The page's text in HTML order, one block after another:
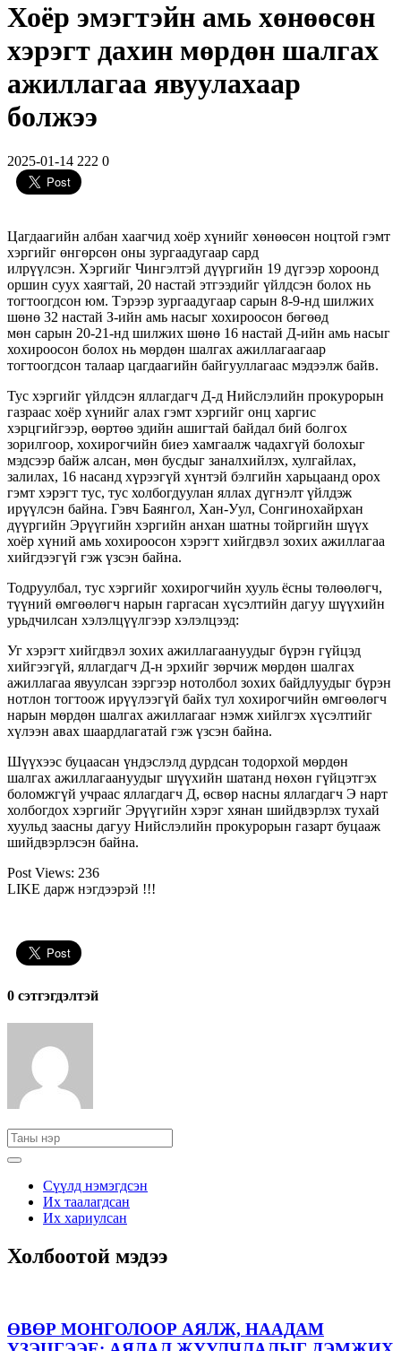
Хоёр эмэгтэйн амь хөнөөсөн
хэрэгт дахин мөрдөн шалгах
ажиллагаа явуулахаар
болжээ
2025-01-14 222 0
Цагдаагийн албан хаагчид хоёр хүнийг хөнөөсөн ноцтой гэмт
хэргийг өнгөрсөн оны зургаадугаар сард
илрүүлсэн. Хэргийг Чингэлтэй дүүргийн 19 дүгээр хороонд
оршин суух хаягтай, 20 настай этгээдийг үйлдсэн болох нь
тогтоогдсон юм. Тэрээр зургаадугаар сарын 8-9-нд шилжих
шөнө 32 настай З-ийн амь насыг хохироосон бөгөөд
мөн сарын 20-21-нд шилжих шөнө 16 настай Д-ийн амь насыг
хохироосон болох нь мөрдөн шалгах ажиллагаагаар
тогтоогдсон талаар цагдаагийн байгууллагаас мэдээлж байв.
Тус хэргийг үйлдсэн яллагдагч Д-д Нийслэлийн прокурорын
газраас хоёр хүнийг алах гэмт хэргийг онц харгис
хэрцгийгээр, өөртөө эдийн ашигтай байдал бий болгох
зорилгоор, хохирогчийн биеэ хамгаалж чадахгүй болохыг
мэдсээр байж алсан, мөн бусдыг заналхийлэх, хулгайлах,
залилах, 16 насанд хүрээгүй хүнтэй бэлгийн харьцаанд орох
гэмт хэрэгт тус, тус холбогдуулан яллах дүгнэлт үйлдэж
ирүүлсэн байна. Гэвч Баянгол, Хан-Уул, Сонгинохайрхан
дүүргийн Эрүүгийн хэргийн анхан шатны тойргийн шүүх
хоёр хүний амь хохироосон хэрэгт хийгдвэл зохих ажиллагаа
хийгдээгүй гэж үзсэн байна.
Тодруулбал, тус хэргийг хохирогчийн хууль ёсны төлөөлөгч,
түүний өмгөөлөгч нарын гаргасан хүсэлтийн дагуу шүүхийн
урьдчилсан хэлэлцүүлгээр хэлэлцээд:
Уг хэрэгт хийгдвэл зохих ажиллагаануудыг бүрэн гүйцэд
хийгээгүй, яллагдагч Д-н эрхийг зөрчиж мөрдөн шалгах
ажиллагаа явуулсан зэргээр нотолбол зохих байдлуудыг бүрэн
нотлон тогтоож ирүүлээгүй байх тул хохирогчийн өмгөөлөгч
нарын мөрдөн шалгах ажиллагааг нэмж хийлгэх хүсэлтийг
хүлээн авах шаардлагатай гэж үзсэн байна.
Шүүхээс буцаасан үндэслэлд дурдсан тодорхой мөрдөн
шалгах ажиллагаануудыг шүүхийн шатанд нөхөн гүйцэтгэх
боломжгүй учраас яллагдагч Д, өсвөр насны яллагдагч Э нарт
холбогдох хэргийг Эрүүгийн хэрэг хянан шийдвэрлэх тухай
хуульд заасны дагуу Нийслэлийн прокурорын газарт буцааж
шийдвэрлэсэн байна.
Post Views: 236
LIKE дарж нэгдээрэй !!!
0 cэтгэгдэлтэй
Сүүлд нэмэгдсэн
Их таалагдсан
Их хариулсан
Холбоотой мэдээ
ӨВӨР МОНГОЛООР АЯЛЖ, НААДАМ